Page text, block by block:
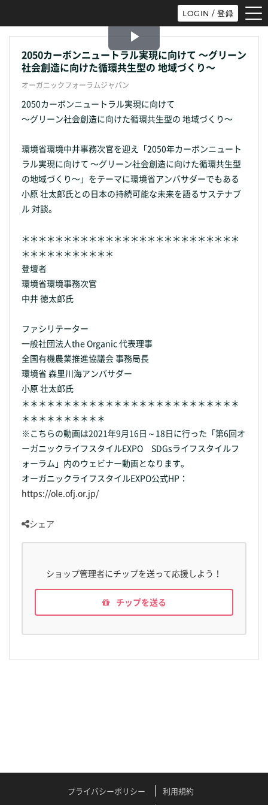
LOGIN / 登録
Play
Video
2050カーボンニュートラル実現に向けて 〜グリーン
社会創造に向けた循環共生型の 地域づくり〜
オーガニックフォーラムジャパン
2050カーボンニュートラル実現に向けて
〜グリーン社会創造に向けた循環共生型の 地域づくり〜
環境省環境中井事務次官を迎え「2050年カーボンニュート
ラル実現に向けて 〜グリーン社会創造に向けた循環共生型
の地域づくり〜」をテーマに環境省アンバサダーでもある
小原 壮太郎氏との日本の持続可能な未来を語るサステナブ
ル 対談。
＊＊＊＊＊＊＊＊＊＊＊＊＊＊＊＊＊＊＊＊＊＊＊＊＊＊
＊＊＊＊＊＊＊＊＊＊＊
登壇者
環境省環境事務次官
中井 徳太郎氏
ファシリテーター
一般社団法人the Organic 代表理事
全国有機農業推進協議会 事務局長
環境省 森里川海アンバサダー
小原 壮太郎氏
＊＊＊＊＊＊＊＊＊＊＊＊＊＊＊＊＊＊＊＊＊＊＊＊＊＊
＊＊＊＊＊＊＊＊＊＊
※こちらの動画は2021年9月16日～18日に行った「第6回オ
ーガニックライフスタイルEXPO SDGsライフスタイルフ
ォーラム」内のウェビナー動画となります。
オーガニックライフスタイルEXPO公式HP：
https://ole.ofj.or.jp/
シェア
ショップ管理者にチップを送って応援しよう！
チップを送る
プライバシーポリシー
利用規約